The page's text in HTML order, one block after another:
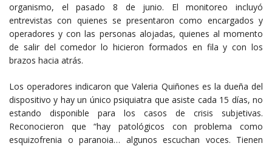
organismo, el pasado 8 de junio. El monitoreo incluyó
entrevistas con quienes se presentaron como encargados y
operadores y con las personas alojadas, quienes al momento
de salir del comedor lo hicieron formados en fila y con los
brazos hacia atrás.
Los operadores indicaron que Valeria Quiñones es la dueña del
dispositivo y hay un único psiquiatra que asiste cada 15 días, no
estando disponible para los casos de crisis subjetivas.
Reconocieron que “hay patológicos con problema como
esquizofrenia o paranoia… algunos escuchan voces. Tienen